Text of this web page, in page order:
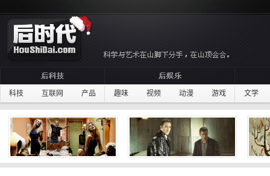
科技 互联网 产品 趣味 视频 动漫 游戏 文学